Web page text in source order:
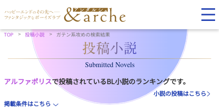
TOP 投稿小説 ガテン系攻めの検索結果
Submitted Novels
アルファポリスで投稿されているBL小説のランキングです。
小説の投稿はこちら
掲載条件はこちら